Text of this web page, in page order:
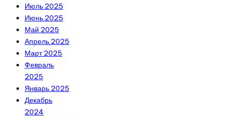
Июль 2025
Июнь 2025
Май 2025
Апрель 2025
Март 2025
Февраль
2025
Январь 2025
Декабрь
2024